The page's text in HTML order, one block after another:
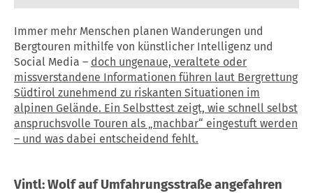
Immer mehr Menschen planen Wanderungen und
Bergtouren mithilfe von künstlicher Intelligenz und
Social Media – doch ungenaue, veraltete oder
missverstandene Informationen führen laut Bergrettung
Südtirol zunehmend zu riskanten Situationen im
alpinen Gelände. Ein Selbsttest zeigt, wie schnell selbst
anspruchsvolle Touren als „machbar“ eingestuft werden
– und was dabei entscheidend fehlt.
Vintl: Wolf auf Umfahrungsstraße angefahren